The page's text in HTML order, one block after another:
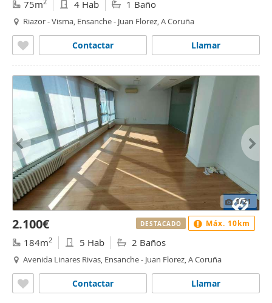
75m 4 Hab 1 Baño
Riazor - Visma, Ensanche - Juan Florez, A Coruña
Llamar
Contactar
1/21
2.100€
184m2 5 Hab 2 Baños
Avenida Linares Rivas, Ensanche - Juan Florez, A Coruña
Llamar
Contactar
DESTACADO Máx. 10km